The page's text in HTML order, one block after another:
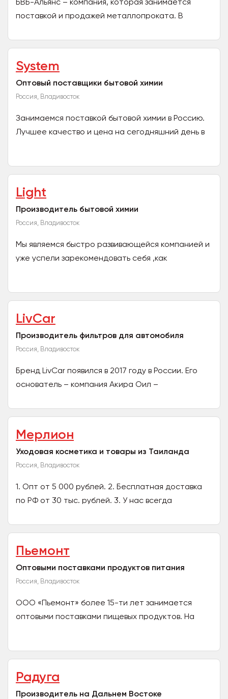
поставкой и продажей металлопроката. В
включая сталь,...
System
Оптовый поставщики бытовой химии
Россия, Владивосток
Занимаемся поставкой бытовой химии в Россию.
Лучшее качество и цена на сегодняшний день в
Light
Производитель бытовой химии
Россия, Владивосток
Мы являемся быстро развивающейся компанией и
уже успели зарекомендовать себя ,как
LivCar
Производитель фильтров для автомобиля
Россия, Владивосток
Бренд LivCar появился в 2017 году в России. Его
основатель – компания Акира Оил –
Мы создали LivCar,...
Мерлион
Уходовая косметика и товары из Таиланда
Россия, Владивосток
1. Опт от 5 000 рублей. 2. Бесплатная доставка
по РФ от 30 тыс. рублей. 3. У нас всегда
приятная система...
Пьемонт
Оптовыми поставками продуктов питания
Россия, Владивосток
ООО «Пьемонт» более 15-ти лет занимается
оптовыми поставками пищевых продуктов. На
Радуга
Производитель на Дальнем Востоке